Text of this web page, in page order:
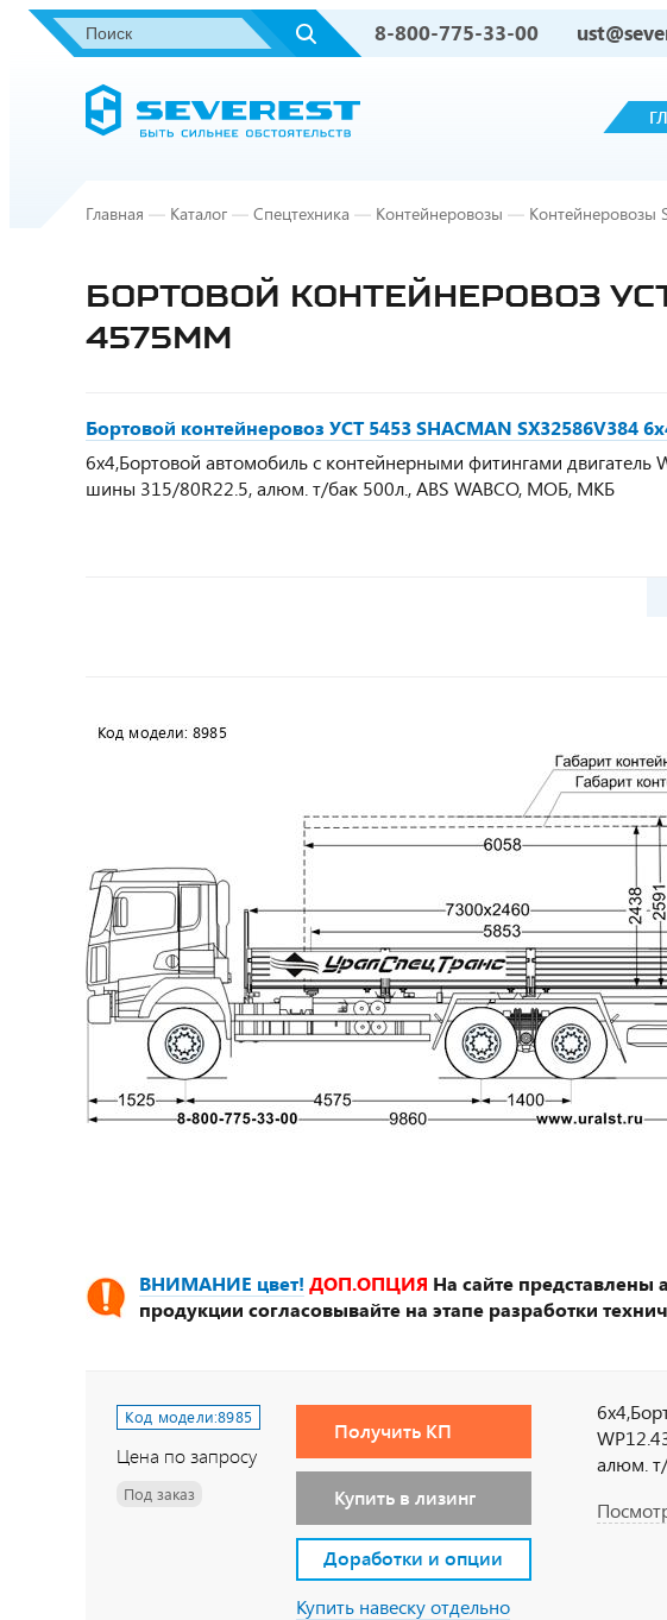
8-800-775-33-00
Главная — Каталог — Спецтехника — Контейнеровозы — Контейнеровозы
БОРТОВОЙ КОНТЕЙНЕРОВОЗ УСТ
4575ММ
Бортовой контейнеровоз УСТ 5453 SHACMAN SX32586V384
6х4,Бортовой автомобиль с контейнерными фитингами двигатель
шины 315/80R22.5, алюм. т/бак 500л., ABS WABCO, МОБ, МКБ
ВНИМАНИЕ цвет! ДОП.ОПЦИЯ На сайте представлены
продукции согласовывайте на этапе разработки
Код модели:8985
Цена по запросу
Под заказ
Получить КП
Купить в лизинг
Доработки и опции
Купить навеску отдельно
алюм.